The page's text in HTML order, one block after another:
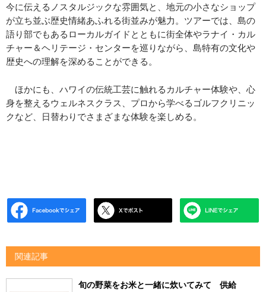
今に伝えるノスタルジックな雰囲気と、地元の小さなショップ
が立ち並ぶ歴史情緒あふれる街並みが魅力。ツアーでは、島の
語り部でもあるローカルガイドとともに街全体やラナイ・カル
チャー＆ヘリテージ・センターを巡りながら、島特有の文化や
歴史への理解を深めることができる。
ほかにも、ハワイの伝統工芸に触れるカルチャー体験や、心
身を整えるウェルネスクラス、プロから学べるゴルフクリニッ
クなど、日替わりでさまざまな体験を楽しめる。
関連記事
旬の野菜をお米と一緒に炊いてみて 供給